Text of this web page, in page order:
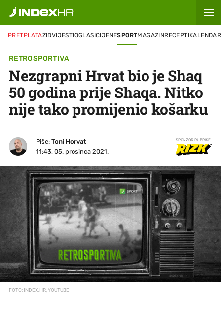
PRETPLATAZIDVIJESTIOGLASICIJENESPORTMAGAZINRECEPTIKALENDAR
RETROSPORTIVA
Nezgrapni Hrvat bio je Shaq
50 godina prije Shaqa. Nitko
nije tako promijenio košarku
Piše: Toni Horvat
11:43, 05. prosinca 2021.
SPONZOR RUBRIKE
FOTO: INDEX.HR, YOUTUBE